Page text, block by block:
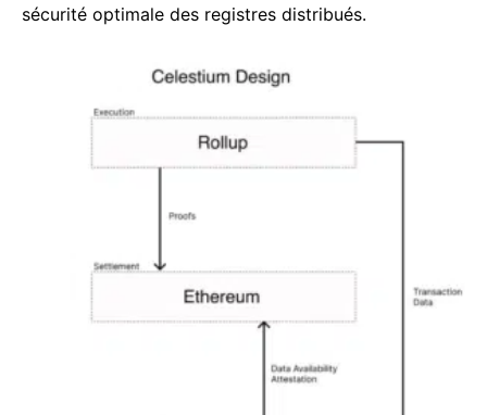
sécurité optimale des registres distribués.